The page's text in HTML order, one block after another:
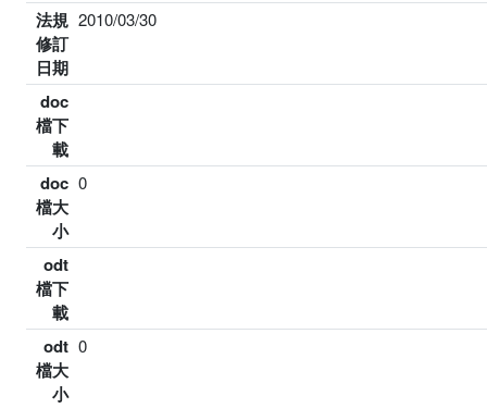
法規
修訂
日期
2010/03/30
doc
檔下
載
doc
檔大
小
0
odt
檔下
載
odt
檔大
小
0